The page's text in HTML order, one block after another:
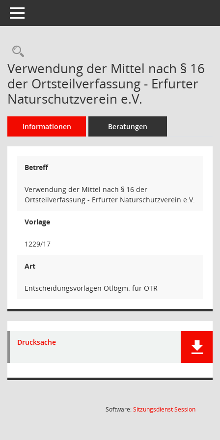
Toggle navigation
Rechercheauswahl
Verwendung der Mittel nach § 16
der Ortsteilverfassung - Erfurter
Naturschutzverein e.V.
Informationen Beratungen
Betreff
Verwendung der Mittel nach § 16 der
Ortsteilverfassung - Erfurter Naturschutzverein e.V.
Vorlage
1229/17
Art
Entscheidungsvorlagen Otlbgm. für OTR
Drucksache
Software:SitzungsdienstSession(Wird in